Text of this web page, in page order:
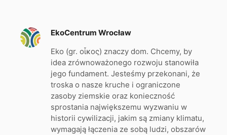
EkoCentrum Wrocław
Eko (gr. οἶκος) znaczy dom. Chcemy, by
idea zrównoważonego rozwoju stanowiła
jego fundament. Jesteśmy przekonani, że
troska o nasze kruche i ograniczone
zasoby ziemskie oraz konieczność
sprostania największemu wyzwaniu w
historii cywilizacji, jakim są zmiany klimatu,
wymagają łączenia ze sobą ludzi, obszarów